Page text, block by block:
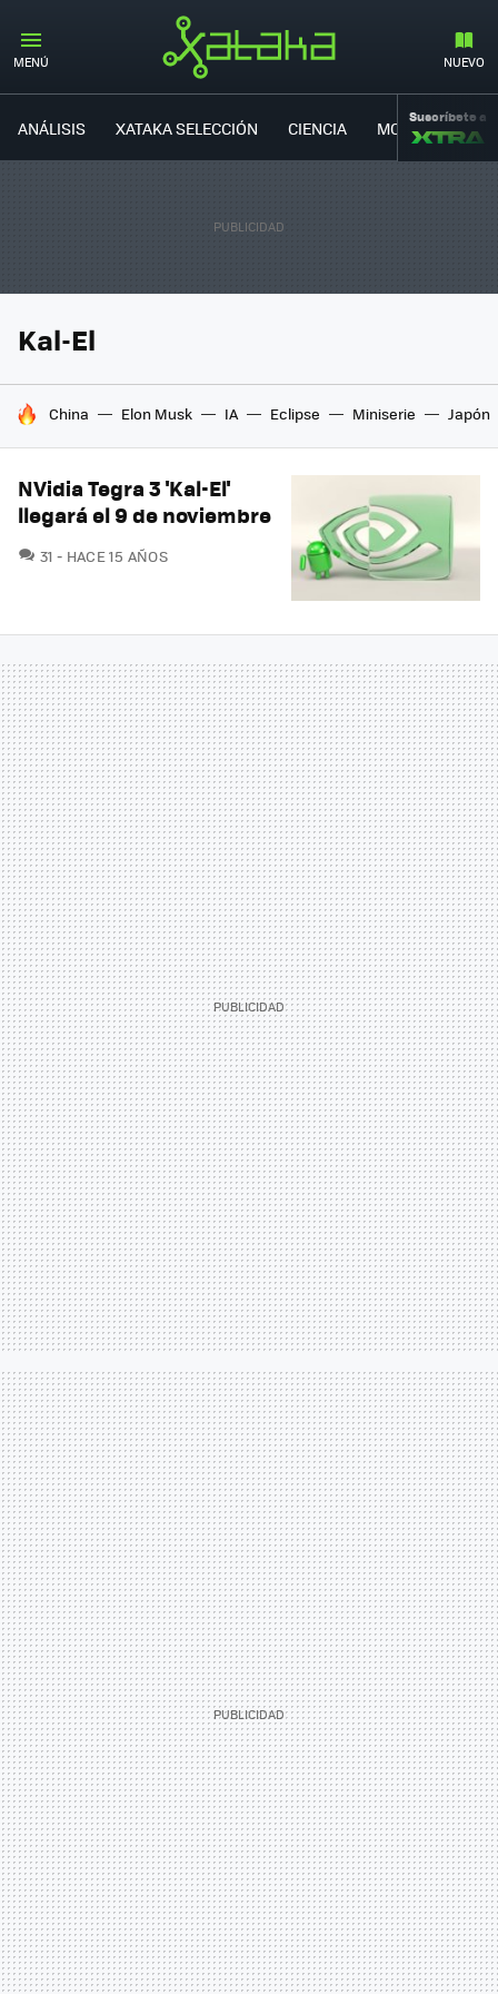
MENÚ NUEVO
ANÁLISIS XATAKA SELECCIÓN CIENCIA MOVILIDAD
Suscríbete a
Kal-El
HOY SE HABLA DE
China Elon Musk IA Eclipse Miniserie Japón
NVidia Tegra 3 'Kal-El'
llegará el 9 de noviembre
31 COMENTARIOS
HACE 15 AÑOS